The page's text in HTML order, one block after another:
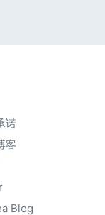
诺
客
Blog